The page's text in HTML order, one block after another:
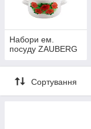
Набори ем.
посуду ZAUBERG
Сортування